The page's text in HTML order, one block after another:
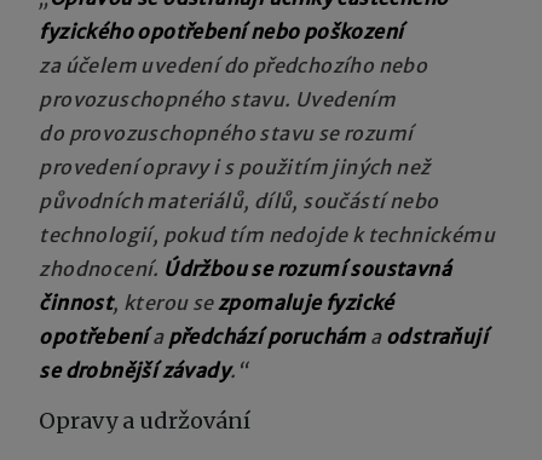
fyzického opotřebení nebo poškození
za účelem uvedení do předchozího nebo
provozuschopného stavu. Uvedením
do provozuschopného stavu se rozumí
provedení opravy i s použitím jiných než
původních materiálů, dílů, součástí nebo
technologií, pokud tím nedojde k technickému
zhodnocení. Údržbou se rozumí soustavná
činnost, kterou se zpomaluje fyzické
opotřebenía předchází porucháma odstraňují
se drobnější závady.“
Opravy a udržování